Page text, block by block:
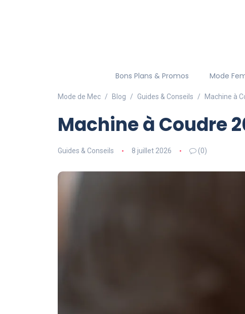
Bons Plans & Promos Mode
Mode de Mec Blog Guides & Conseils Machine à
Machine à Coudre
Guides & Conseils 8 juillet 2026 (0)